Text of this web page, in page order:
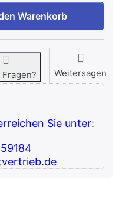
Pulley zu 3.444,54 €,
Warenkorb
Fragen? Weitersagen
Sie unter: